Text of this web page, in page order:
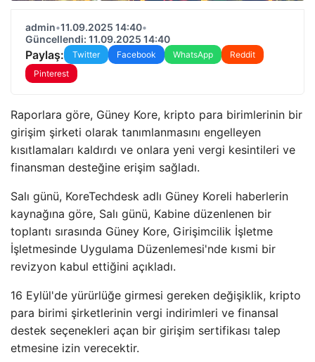
admin•11.09.2025 14:40•
Güncellendi: 11.09.2025 14:40
Paylaş: Twitter Facebook WhatsApp
Reddit
Pinterest
Raporlara göre, Güney Kore, kripto para birimlerinin bir
girişim şirketi olarak tanımlanmasını engelleyen
kısıtlamaları kaldırdı ve onlara yeni vergi kesintileri ve
finansman desteğine erişim sağladı.
Salı günü, KoreTechdesk adlı Güney Koreli haberlerin
kaynağına göre, Salı günü, Kabine düzenlenen bir
toplantı sırasında Güney Kore, Girişimcilik İşletme
İşletmesinde Uygulama Düzenlemesi'nde kısmi bir
revizyon kabul ettiğini açıkladı.
16 Eylül'de yürürlüğe girmesi gereken değişiklik, kripto
para birimi şirketlerinin vergi indirimleri ve finansal
destek seçenekleri açan bir girişim sertifikası talep
etmesine izin verecektir.